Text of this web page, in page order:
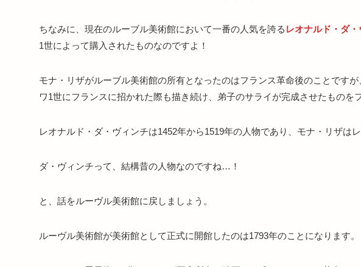
ちなみに、現在のルーブル美術館において一番の人気を誇る レオナルド・ダ・
1世によって購入されたものなのですよ！
モナ・リザがルーブル美術館の所有となったのはフランス革命後のことです
ワ1世にフランスに招かれた際も描き続け、弟子のサライが完成させたものを
レオナルド・ダ・ヴィンチは1452年から1519年の人物であり、モナ・リザは
ダ・ヴィンチって、結構昔の人物なのですね…！
と、話をルーヴル美術館に戻しましょう。
ルーヴル美術館が美術館として正式に開館したのは1793年のことになります。